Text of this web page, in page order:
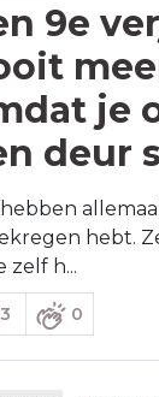
9e
je
deur
hebt.
zelf h...
3 0